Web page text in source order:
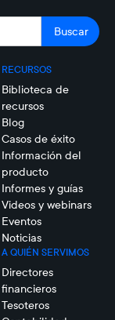
RECURSOS
Biblioteca de
recursos
Blog
Casos de éxito
Información del
producto
Informes y guías
Videos y webinars
Eventos
Noticias
A QUIÉN SERVIMOS
Directores
financieros
Tesoteros